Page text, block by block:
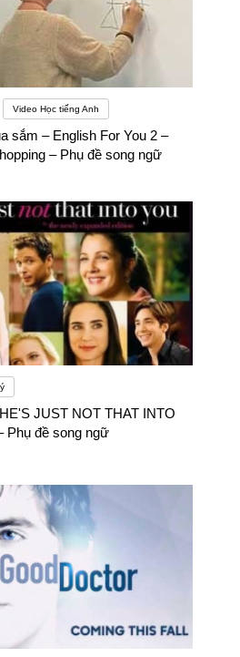
Video Học tiếng Anh
sắm – English For You 2 –
– Phụ đề song ngữ
JUST NOT THAT INTO
Phụ đề song ngữ